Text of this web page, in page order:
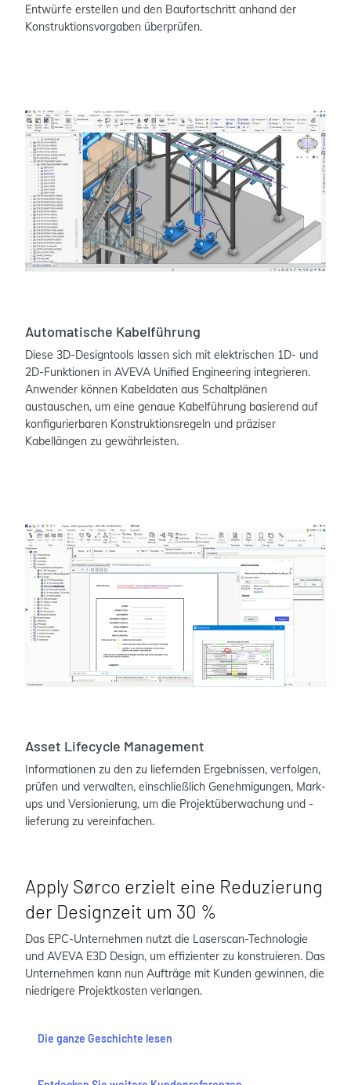
Entwürfe erstellen und den Baufortschritt anhand der
Konstruktionsvorgaben überprüfen.
Automatische Kabelführung
Diese 3D-Designtools lassen sich mit elektrischen 1D- und
2D-Funktionen in AVEVA Unified Engineering integrieren.
Anwender können Kabeldaten aus Schaltplänen
austauschen, um eine genaue Kabelführung basierend auf
konfigurierbaren Konstruktionsregeln und präziser
Kabellängen zu gewährleisten.
Asset Lifecycle Management
Informationen zu den zu liefernden Ergebnissen, verfolgen,
prüfen und verwalten, einschließlich Genehmigungen, Mark-
ups und Versionierung, um die Projektüberwachung und -
lieferung zu vereinfachen.
Apply Sørco erzielt eine Reduzierung
der Designzeit um 30 %
Das EPC-Unternehmen nutzt die Laserscan-Technologie
und AVEVA E3D Design, um effizienter zu konstruieren. Das
Unternehmen kann nun Aufträge mit Kunden gewinnen, die
niedrigere Projektkosten verlangen.
Die ganze Geschichte lesen